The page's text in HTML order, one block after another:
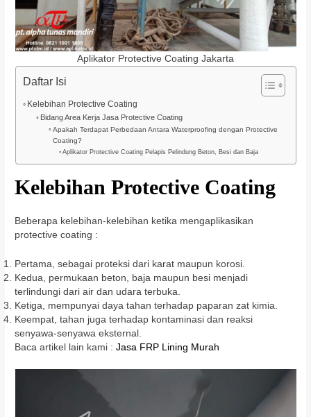
Aplikator Protective Coating Jakarta
Daftar Isi
Kelebihan Protective Coating
Bidang Area Kerja Jasa Protective Coating
Apakah Terdapat Perbedaan Antara Waterproofing dengan Protective
Coating?
Aplikator Protective Coating Pelapis Pelindung Beton, Besi dan Baja
Kelebihan Protective Coating
Beberapa kelebihan-kelebihan ketika mengaplikasikan
protective coating :
Pertama, sebagai proteksi dari karat maupun korosi.
Kedua, permukaan beton, baja maupun besi menjadi
terlindungi dari air dan udara terbuka.
Ketiga, mempunyai daya tahan terhadap paparan zat kimia.
Keempat, tahan juga terhadap kontaminasi dan reaksi
senyawa-senyawa eksternal.
Baca artikel lain kami :Jasa FRP Lining Murah